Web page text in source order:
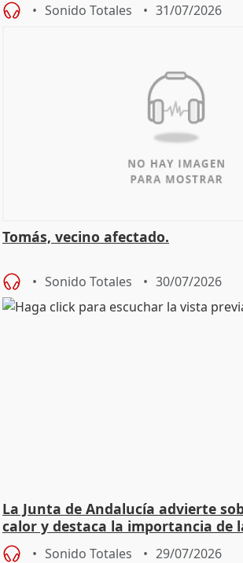
Sonido Totales 31/07/2026
Tomás, vecino afectado.
Sonido Totales 30/07/2026
La Junta de Andalucía advierte
calor y destaca la importancia de
Sonido Totales 29/07/2026